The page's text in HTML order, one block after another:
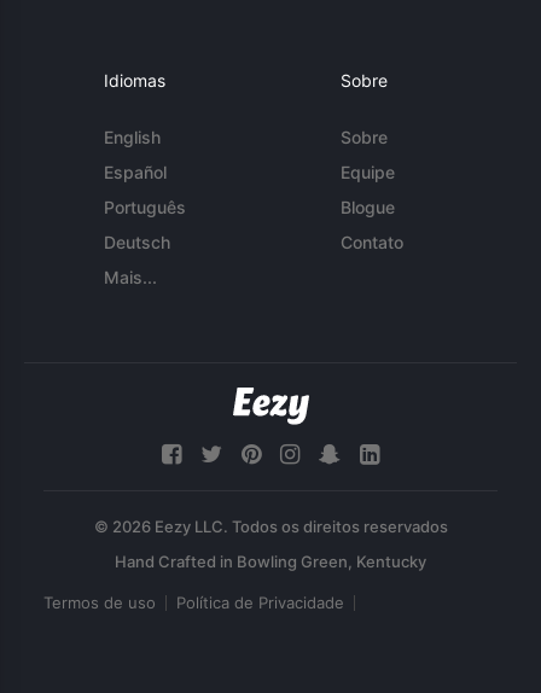
Idiomas
English
Español
Português
Deutsch
Mais...
Sobre
Sobre
Equipe
Blogue
Contato
© 2026 Eezy LLC. Todos os direitos reservados
Termos de uso Política de Privacidade